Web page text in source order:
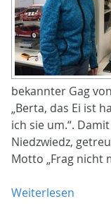
bekannter Gag
„Berta, das Ei ist
ich sie um.“.
Niedzwiedz,
Motto „Frag nicht
Weiterlesen